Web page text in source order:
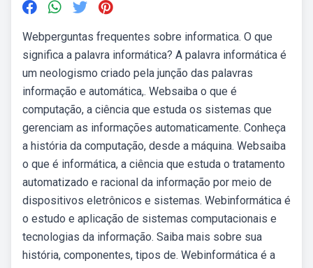
Webperguntas frequentes sobre informatica. O que
significa a palavra informática? A palavra informática é
um neologismo criado pela junção das palavras
informação e automática,. Websaiba o que é
computação, a ciência que estuda os sistemas que
gerenciam as informações automaticamente. Conheça
a história da computação, desde a máquina. Websaiba
o que é informática, a ciência que estuda o tratamento
automatizado e racional da informação por meio de
dispositivos eletrônicos e sistemas. Webinformática é
o estudo e aplicação de sistemas computacionais e
tecnologias da informação. Saiba mais sobre sua
história, componentes, tipos de. Webinformática é a